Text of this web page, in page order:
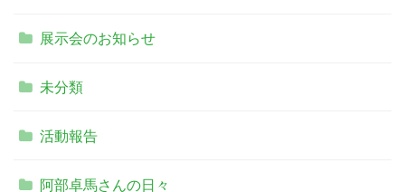
展示会のお知らせ
未分類
活動報告
阿部卓馬さんの日々